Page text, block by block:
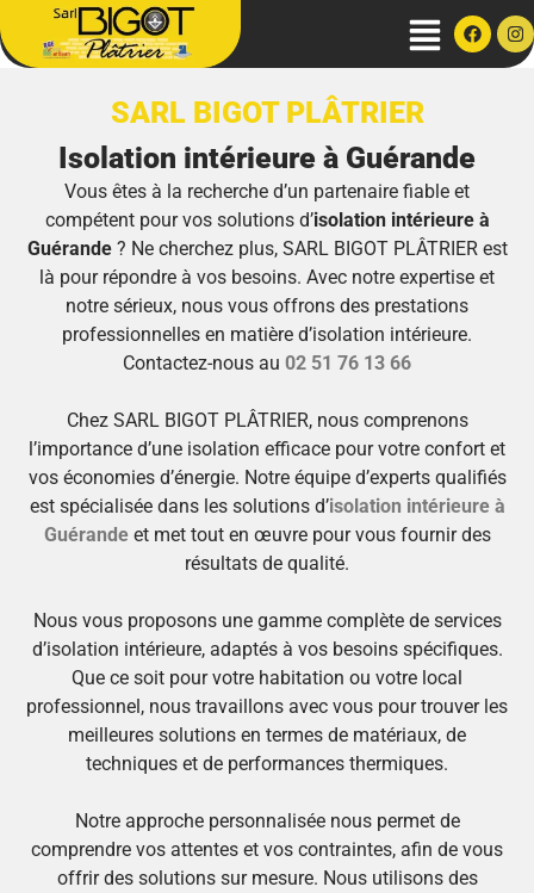
SARL BIGOT PLÂTRIER
Isolation intérieure à Guérande
Vous êtes à la recherche d’un partenaire fiable et
compétent pour vos solutions d’isolation intérieure à
Guérande? Ne cherchez plus, SARL BIGOT PLÂTRIER est
là pour répondre à vos besoins. Avec notre expertise et
notre sérieux, nous vous offrons des prestations
professionnelles en matière d’isolation intérieure.
Contactez-nous au 02 51 76 13 66
Chez SARL BIGOT PLÂTRIER, nous comprenons
l’importance d’une isolation efficace pour votre confort et
vos économies d’énergie. Notre équipe d’experts qualifiés
est spécialisée dans les solutions d’isolation intérieure à
Guérandeet met tout en œuvre pour vous fournir des
résultats de qualité.
Nous vous proposons une gamme complète de services
d’isolation intérieure, adaptés à vos besoins spécifiques.
Que ce soit pour votre habitation ou votre local
professionnel, nous travaillons avec vous pour trouver les
meilleures solutions en termes de matériaux, de
techniques et de performances thermiques.
Notre approche personnalisée nous permet de
comprendre vos attentes et vos contraintes, afin de vous
offrir des solutions sur mesure. Nous utilisons des